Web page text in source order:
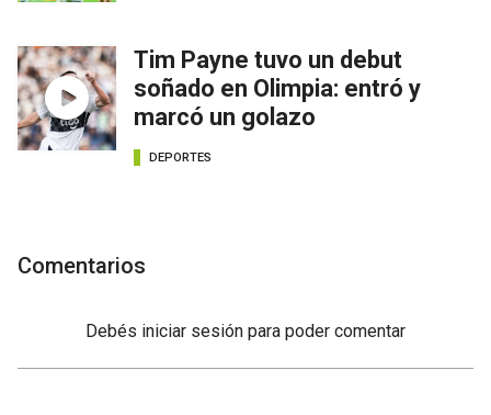
Tim Payne tuvo un debut
soñado en Olimpia: entró y
marcó un golazo
DEPORTES
Comentarios
Debés iniciar sesión para poder comentar